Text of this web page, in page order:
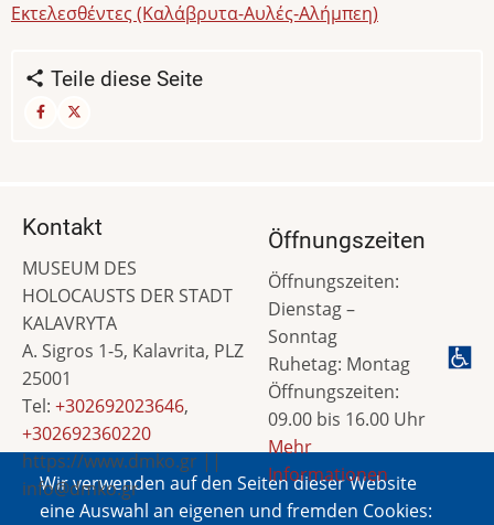
Εκτελεσθέντες (Καλάβρυτα-Αυλές-Αλήμπεη)
Teile diese Seite
Wir verwenden auf den Seiten dieser Website
eine Auswahl an eigenen und fremden Cookies:
Kontakt
MUSEUM DES
HOLOCAUSTS DER STADT
KALAVRYTA
A. Sigros 1-5, Kalavrita, PLZ
25001
Tel: +302692023646,
+302692360220
https://www.dmko.gr ||
info@dmko.gr
Öffnungszeiten
Öffnungszeiten:
Dienstag –
Sonntag
Ruhetag: Montag
Öffnungszeiten:
09.00 bis 16.00 Uhr
Mehr
Informationen